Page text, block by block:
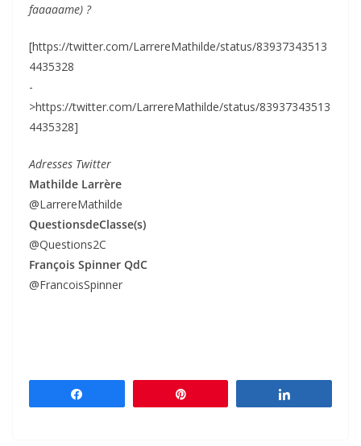
faaaaame) ?
[https://twitter.com/LarrereMathilde/status/83937343513
4435328
-
>https://twitter.com/LarrereMathilde/status/83937343513
4435328]
Adresses Twitter
Mathilde Larrère
@LarrereMathilde
QuestionsdeClasse(s)
@Questions2C
François Spinner QdC
@FrancoisSpinner